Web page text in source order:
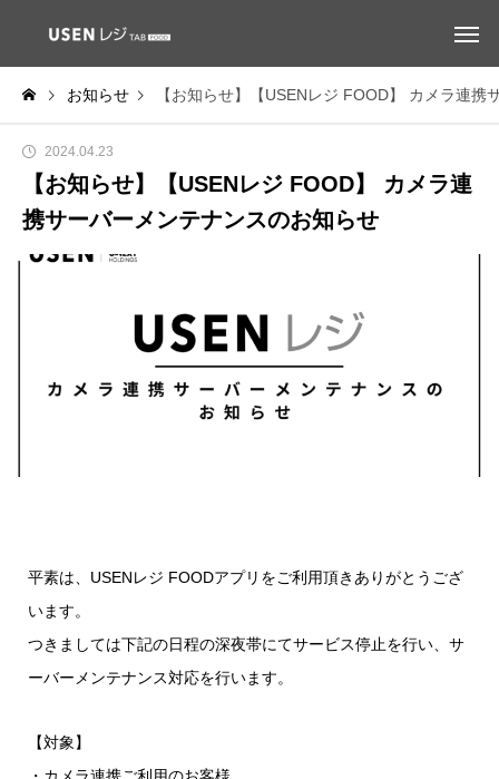
お知らせ 【お知らせ】【USENレジ FOOD】 カメラ連携
2024.04.23
【お知らせ】【USENレジ FOOD】 カメラ連
携サーバーメンテナンスのお知らせ
平素は、USENレジ FOODアプリをご利用頂きありがとうござ
います。
つきましては下記の日程の深夜帯にてサービス停止を行い、サ
ーバーメンテナンス対応を行います。
【対象】